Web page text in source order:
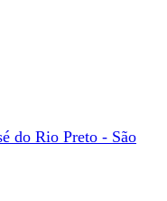
do Rio Preto - São